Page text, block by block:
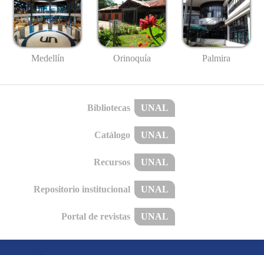
Medellín Orinoquía Palmira
Bibliotecas UNAL
Catálogo UNAL
Recursos UNAL
Repositorio institucional UNAL
Portal de revistas UNAL